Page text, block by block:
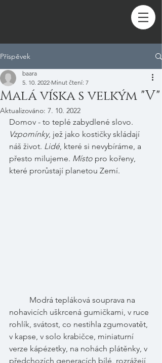
Příspěvek
Malá víska s velkým "V"
baara
5. 10. 2022 Minut čtení: 7
Aktualizováno: 7. 10. 2022
Domov - to teplé zabydlené slovo.
Vzpomínky, jež jako kostičky skládají
náš život. Lidé, které si nevybíráme, a
přesto milujeme. Místo pro kořeny,
které prorůstají planetou Zemí.
Modrá tepláková souprava na
nohavicích uškrcená gumičkami, v ruce
rohlík, svátost, co nestihla zgumovatět,
v kapse, v solo krabičce, miniaturní
verze kápézetky, na nohách plátěnky, v
předchozích generacích bílé, rozrážejí